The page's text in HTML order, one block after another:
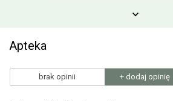
Apteka
brak opinii + dodaj opinię